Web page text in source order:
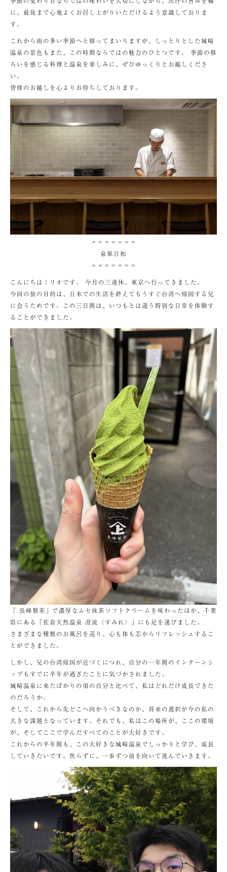
に、最後まで心地よくお召し上がりいただけるよう意識しておりま
す。
これから雨の多い季節へと移ってまいりますが、しっとりとした城崎
温泉の景色もまた、この時期ならではの魅力のひとつです。 季節の移
ろいを感じる料理と温泉を楽しみに、ぜひゆっくりとお越しくださ
い。
皆様のお越しを心よりお待ちしております。
＝＝＝＝＝＝＝
泉翠日和
＝＝＝＝＝＝＝
こんにちは！リオです。 今月の三連休、東京へ行ってきました。
今回の旅の目的は、日本での生活を終えてもうすぐ台湾へ帰国する兄
に会うためです。この三日間は、いつもとは違う特別な日常を体験す
ることができました。
「 長峰製茶」で濃厚なムセ抹茶ソフトクリームを味わったほか、千葉
県にある「佐倉天然温泉 澄流（すみれ）」にも足を運びました。
さまざまな種類のお風呂を巡り、心も体も芯からリフレッシュするこ
とができました。
しかし、兄の台湾帰国が近づくにつれ、自分の一年間のインターンシ
ップもすでに半年が過ぎたことに気づかされました。
城崎温泉に来たばかりの頃の自分と比べて、私はどれだけ成長できた
のだろうか。
そして、これから先どこへ向かうべきなのか、将来の選択が今の私の
大きな課題となっています。それでも、私はこの場所が、ここの環境
が、そしてここで学んだすべてのことが大好きです。
これからの半年間も、この大好きな城崎温泉でしっかりと学び、成長
していきたいです。焦らずに、一歩ずつ前を向いて進んでいきます。